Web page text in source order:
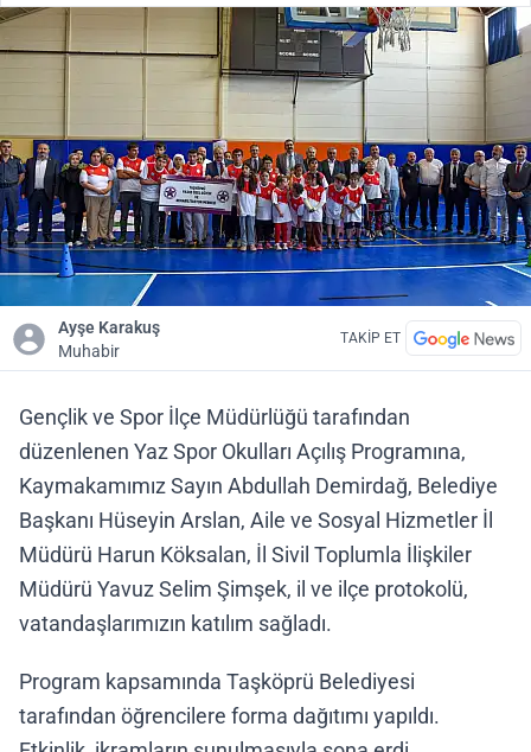
Ayşe Karakuş
Muhabir
TAKİP ET
Gençlik ve Spor İlçe Müdürlüğü tarafından
düzenlenen Yaz Spor Okulları Açılış Programına,
Kaymakamımız Sayın Abdullah Demirdağ, Belediye
Başkanı Hüseyin Arslan, Aile ve Sosyal Hizmetler İl
Müdürü Harun Köksalan, İl Sivil Toplumla İlişkiler
Müdürü Yavuz Selim Şimşek, il ve ilçe protokolü,
vatandaşlarımızın katılım sağladı.
Program kapsamında Taşköprü Belediyesi
tarafından öğrencilere forma dağıtımı yapıldı.